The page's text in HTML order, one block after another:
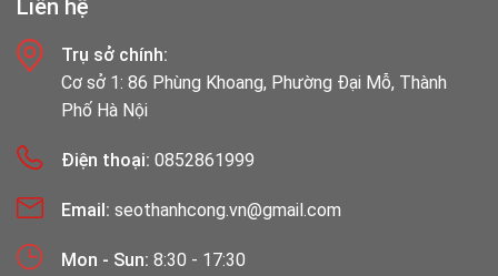
Liên hệ
Trụ sở chính:
Cơ sở 1: 86 Phùng Khoang, Phường Đại Mỗ, Thành
Phố Hà Nội
Điện thoại: 0852861999
Email: seothanhcong.vn@gmail.com
Mon - Sun: 8:30 - 17:30